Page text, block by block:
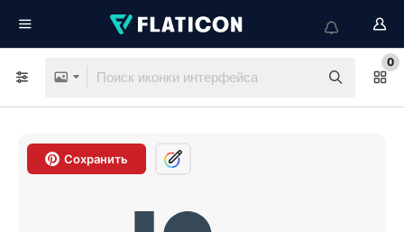
0
Сохранить